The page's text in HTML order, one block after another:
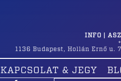
INFO |
1136 Budapest , Hollán Ernő u.
KAPCSOLAT & JEGY